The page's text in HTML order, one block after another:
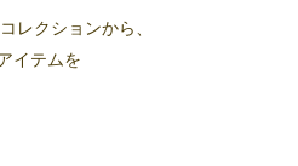
レクションから、
イテムを